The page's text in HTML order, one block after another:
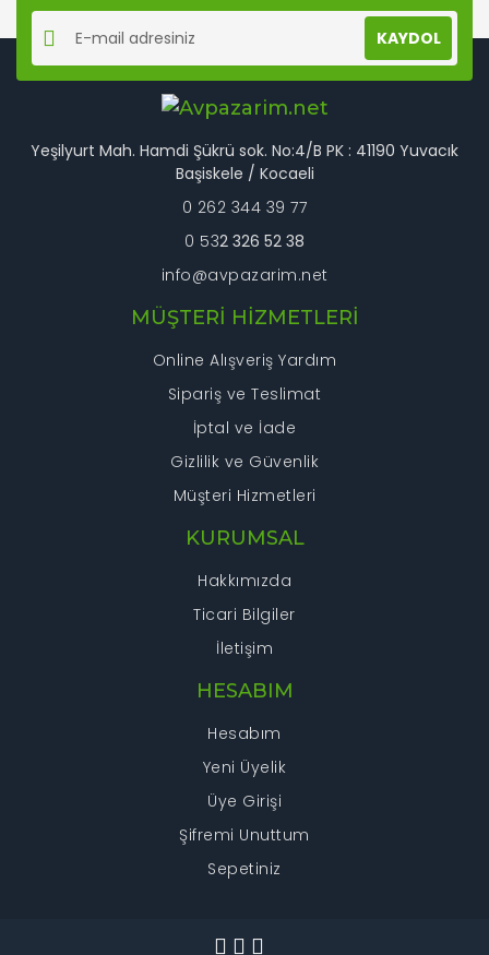
Bu ürüne benzer farklı alternatifler olmalı.
Gönder
KAYDOL
Yeşilyurt Mah. Hamdi Şükrü sok. No:4/B PK : 41190 Yuvacık
Başiskele / Kocaeli
0 262 344 39 77
0 532 326 52 38
info@avpazarim.net
MÜŞTERİ HİZMETLERİ
Online Alışveriş Yardım
Sipariş ve Teslimat
İptal ve İade
Gizlilik ve Güvenlik
Müşteri Hizmetleri
KURUMSAL
Hakkımızda
Ticari Bilgiler
İletişim
HESABIM
Hesabım
Yeni Üyelik
Üye Girişi
Şifremi Unuttum
Sepetiniz